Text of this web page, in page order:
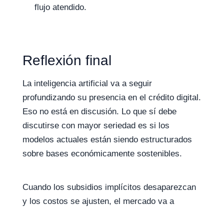
flujo atendido.
Reflexión final
La inteligencia artificial va a seguir
profundizando su presencia en el crédito digital.
Eso no está en discusión. Lo que sí debe
discutirse con mayor seriedad es si los
modelos actuales están siendo estructurados
sobre bases económicamente sostenibles.
Cuando los subsidios implícitos desaparezcan
y los costos se ajusten, el mercado va a